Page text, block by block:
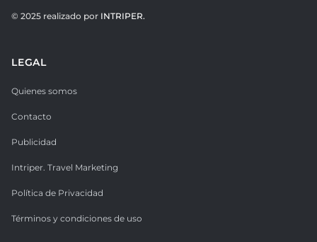
© 2025 realizado por INTRIPER.
LEGAL
Quienes somos
Contacto
Publicidad
Intriper. Travel Marketing
Política de Privacidad
Términos y condiciones de uso